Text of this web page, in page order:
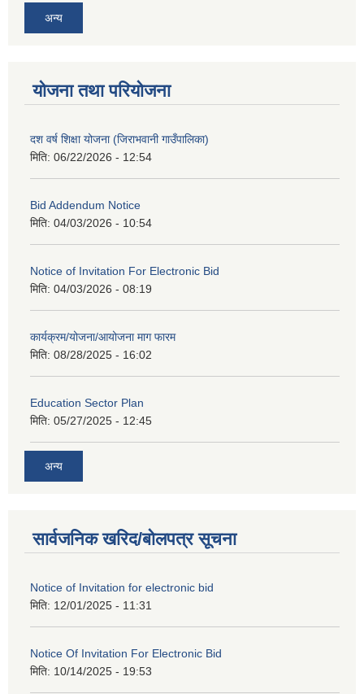
अन्य
योजना तथा परियोजना
दश वर्ष शिक्षा योजना (जिराभवानी गाउँपालिका)
मिति: 06/22/2026 - 12:54
Bid Addendum Notice
मिति: 04/03/2026 - 10:54
Notice of Invitation For Electronic Bid
मिति: 04/03/2026 - 08:19
कार्यक्रम/योजना/आयोजना माग फारम
मिति: 08/28/2025 - 16:02
Education Sector Plan
मिति: 05/27/2025 - 12:45
अन्य
सार्वजनिक खरिद/बोलपत्र सूचना
Notice of Invitation for electronic bid
मिति: 12/01/2025 - 11:31
Notice Of Invitation For Electronic Bid
मिति: 10/14/2025 - 19:53